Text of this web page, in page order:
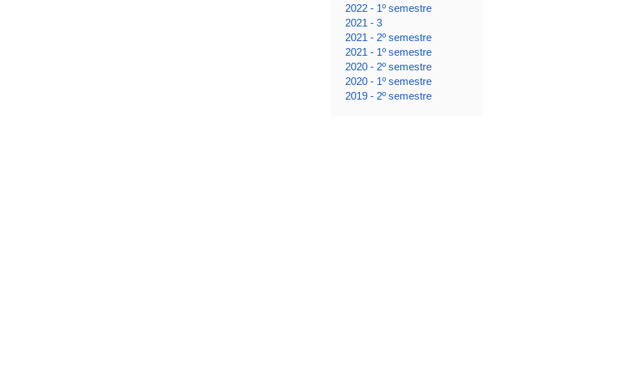
2022 - 1º semestre
2021 - 3
2021 - 2º semestre
2021 - 1º semestre
2020 - 2º semestre
2020 - 1º semestre
2019 - 2º semestre